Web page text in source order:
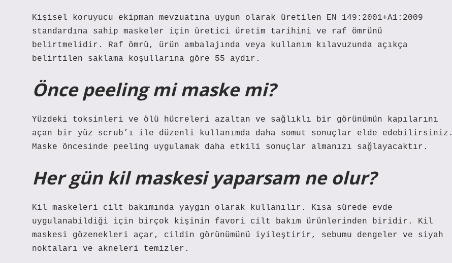
Kişisel koruyucu ekipman mevzuatına uygun olarak üretilen EN 149:2001+A1:2009
standardına sahip maskeler için üretici üretim tarihini ve raf ömrünü
belirtmelidir. Raf ömrü, ürün ambalajında ​​veya kullanım kılavuzunda açıkça
belirtilen saklama koşullarına göre 55 aydır.
Önce peeling mi maske mi?
Yüzdeki toksinleri ve ölü hücreleri azaltan ve sağlıklı bir görünümün kapılarını
açan bir yüz scrub’ı ile düzenli kullanımda daha somut sonuçlar elde edebilirsiniz.
Maske öncesinde peeling uygulamak daha etkili sonuçlar almanızı sağlayacaktır.
Her gün kil maskesi yaparsam ne olur?
Kil maskeleri cilt bakımında yaygın olarak kullanılır. Kısa sürede evde
uygulanabildiği için birçok kişinin favori cilt bakım ürünlerinden biridir. Kil
maskesi gözenekleri açar, cildin görünümünü iyileştirir, sebumu dengeler ve siyah
noktaları ve akneleri temizler.